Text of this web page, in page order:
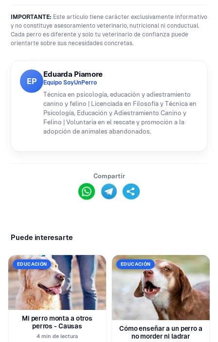
IMPORTANTE: Este artículo tiene carácter exclusivamente informativo
y no constituye asesoramiento veterinario, nutricional ni conductual.
Cada perro es diferente y solo tu veterinario de confianza puede
orientarte sobre sus necesidades concretas.
EP
Eduarda Piamore
Equipo SoyUnPerro
Técnica en psicología, educación y adiestramiento
canino y felino | Licenciada en Filosofía y Técnica en
Psicología, Educación y Adiestramiento Canino y
Felino | Voluntaria en el rescate y promoción a la
adopción de animales abandonados.
Compartir
Puede interesarte
EDUCACIÓN
Mi perro monta a otros
perros - Causas
4 min de lectura
EDUCACIÓN
Cómo enseñar a un perro a
no morder ni ladrar